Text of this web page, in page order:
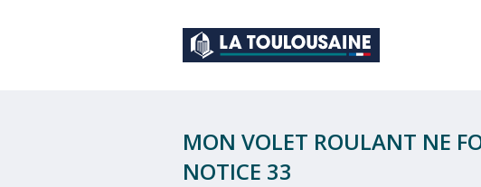
MON VOLET ROULANT NE
NOTICE 33